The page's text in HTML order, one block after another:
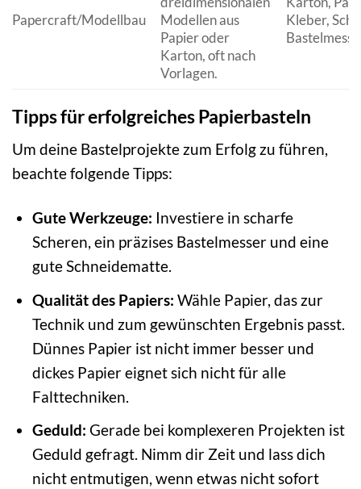
Papercraft/Modellbau
Modellen aus
Papier oder
Karton, oft nach
Vorlagen.
Kleber,
Tipps für erfolgreiches Papierbasteln
Um deine Bastelprojekte zum Erfolg zu führen,
beachte folgende Tipps:
Gute Werkzeuge: Investiere in scharfe
Scheren, ein präzises Bastelmesser und eine
gute Schneidematte.
Qualität des Papiers: Wähle Papier, das zur
Technik und zum gewünschten Ergebnis passt.
Dünnes Papier ist nicht immer besser und
dickes Papier eignet sich nicht für alle
Falttechniken.
Geduld: Gerade bei komplexeren Projekten ist
Geduld gefragt. Nimm dir Zeit und lass dich
nicht entmutigen, wenn etwas nicht sofort